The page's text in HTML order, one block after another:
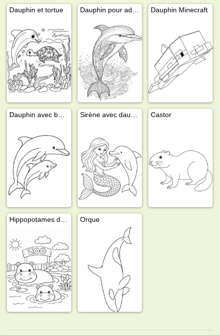
Dauphin et tortue Dauphin Minecraft
Castor
Orque